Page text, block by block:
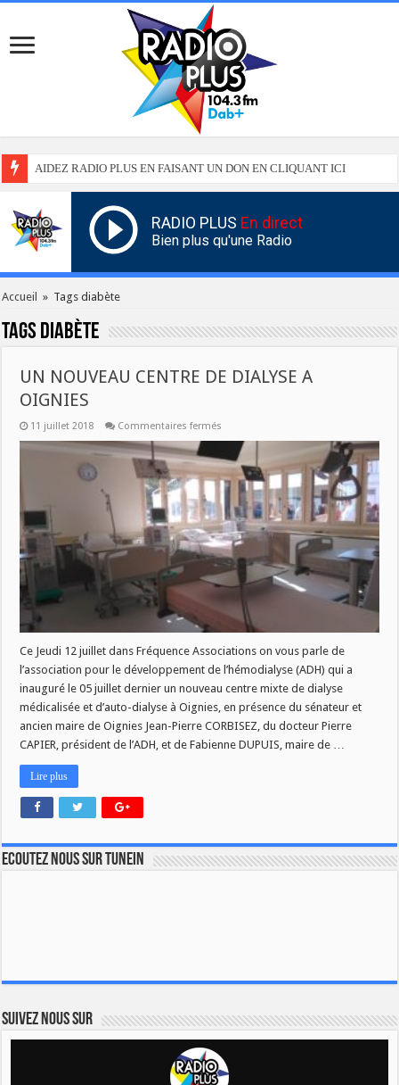
AIDEZ RADIO PLUS EN FAISANT UN DON EN CLIQUANT ICI
RADIO PLUS En direct
Bien plus qu'une Radio
Accueil » Tags diabète
Tags diabète
UN NOUVEAU CENTRE DE DIALYSE A
OIGNIES
11 juillet 2018 Commentaires fermés
NOUVEAU
CENTRE
DE
DIALYSE
OIGNIES
Ce Jeudi 12 juillet dans Fréquence Associations on vous parle de
l’association pour le développement de l’hémodialyse (ADH) qui a
inauguré le 05 juillet dernier un nouveau centre mixte de dialyse
médicalisée et d’auto-dialyse à Oignies, en présence du sénateur et
ancien maire de Oignies Jean-Pierre CORBISEZ, du docteur Pierre
CAPIER, président de l’ADH, et de Fabienne DUPUIS, maire de …
Lire plus
Ecoutez nous sur TuneIn
Suivez nous sur